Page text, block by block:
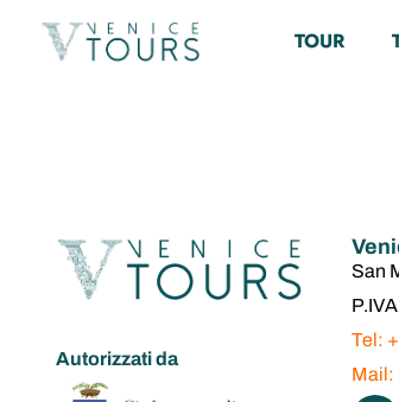
TOUR
Autorizzati da
San
Tel:
Mail: